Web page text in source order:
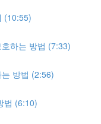
(10:55)
하는 방법 (7:33)
방법 (2:56)
법 (6:10)